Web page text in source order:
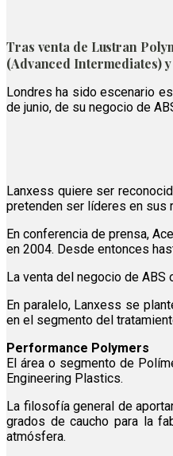
Tras venta de Lustran
(Advanced Intermediates)
Londres ha sido escenario
de junio, de su negocio de
Lanxess quiere ser
pretenden ser líderes en sus
En conferencia de prensa,
en 2004. Desde entonces
La venta del negocio de
En paralelo, Lanxess se
en el segmento del
Performance Polymers
El área o segmento de
Engineering Plastics.
La filosofía general de
grados de caucho para la
atmósfera.